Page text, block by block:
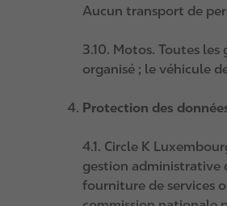
Aucun transport de
3.10. Motos. Toutes
organisé ; le véhicule
Protection des
4.1. Circle K
gestion administrative
fourniture de services